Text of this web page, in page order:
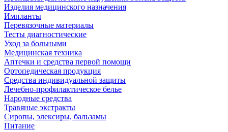
Изделия медицинского назначения
Импланты
Перевязочные материалы
Тесты диагностические
Уход за больными
Медицинская техника
Аптечки и средства первой помощи
Ортопедическая продукция
Средства индивидуальной защиты
Лечебно-профилактическое белье
Народные средства
Травяные экстракты
Сиропы, элексиры, бальзамы
Питание